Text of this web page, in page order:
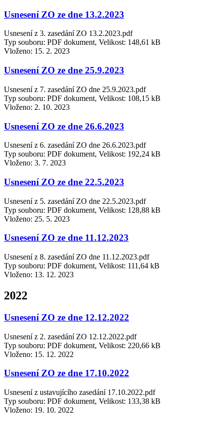
Usnesení ZO ze dne 13.2.2023
Usnesení z 3. zasedání ZO 13.2.2023.pdf
Typ souboru: PDF dokument, Velikost: 148,61 kB
Vloženo: 15. 2. 2023
Usnesení ZO ze dne 25.9.2023
Usnesení z 7. zasedání ZO dne 25.9.2023.pdf
Typ souboru: PDF dokument, Velikost: 108,15 kB
Vloženo: 2. 10. 2023
Usnesení ZO ze dne 26.6.2023
Usnesení z 6. zasedání ZO dne 26.6.2023.pdf
Typ souboru: PDF dokument, Velikost: 192,24 kB
Vloženo: 3. 7. 2023
Usnesení ZO ze dne 22.5.2023
Usnesení z 5. zasedání ZO dne 22.5.2023.pdf
Typ souboru: PDF dokument, Velikost: 128,88 kB
Vloženo: 25. 5. 2023
Usnesení ZO ze dne 11.12.2023
Usnesení z 8. zasedání ZO dne 11.12.2023.pdf
Typ souboru: PDF dokument, Velikost: 111,64 kB
Vloženo: 13. 12. 2023
2022
Usnesení ZO ze dne 12.12.2022
Usnesení z 2. zasedání ZO 12.12.2022.pdf
Typ souboru: PDF dokument, Velikost: 220,66 kB
Vloženo: 15. 12. 2022
Usnesení ZO ze dne 17.10.2022
Usnesení z ustavujícího zasedání 17.10.2022.pdf
Typ souboru: PDF dokument, Velikost: 133,38 kB
Vloženo: 19. 10. 2022